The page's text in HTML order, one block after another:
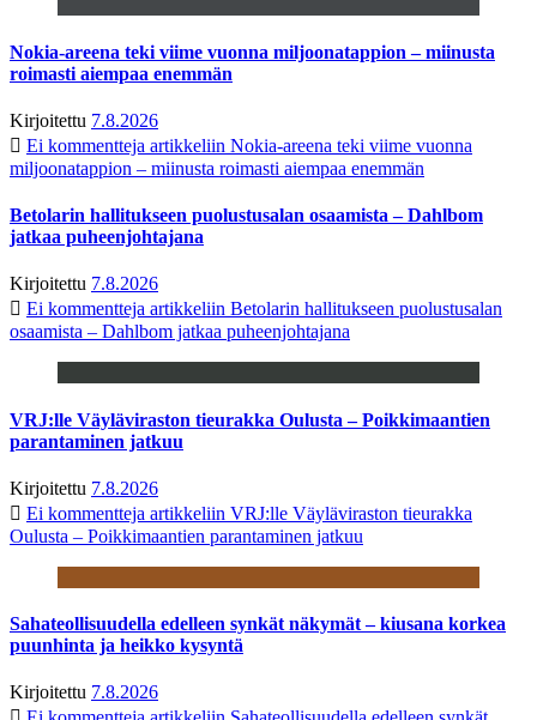
Nokia-areena teki viime vuonna miljoonatappion – miinusta
roimasti aiempaa enemmän
Kirjoitettu 7.8.2026
Ei kommentteja artikkeliin Nokia-areena teki viime vuonna
miljoonatappion – miinusta roimasti aiempaa enemmän
Betolarin hallitukseen puolustusalan osaamista – Dahlbom
jatkaa puheenjohtajana
Kirjoitettu 7.8.2026
Ei kommentteja artikkeliin Betolarin hallitukseen puolustusalan
osaamista – Dahlbom jatkaa puheenjohtajana
VRJ:lle Väyläviraston tieurakka Oulusta – Poikkimaantien
parantaminen jatkuu
Kirjoitettu 7.8.2026
Ei kommentteja artikkeliin VRJ:lle Väyläviraston tieurakka
Oulusta – Poikkimaantien parantaminen jatkuu
Sahateollisuudella edelleen synkät näkymät – kiusana korkea
puunhinta ja heikko kysyntä
Kirjoitettu 7.8.2026